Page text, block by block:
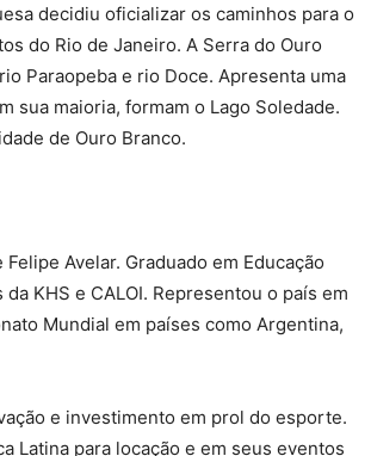
decidiu oficializar os caminhos para o
do Rio de Janeiro. A Serra do Ouro
Paraopeba e rio Doce. Apresenta uma
sua maioria, formam o Lago Soledade.
de Ouro Branco.
Avelar. Graduado em Educação
KHS e CALOI. Representou o país em
Mundial em países como Argentina,
e investimento em prol do esporte.
Latina para locação e em seus eventos